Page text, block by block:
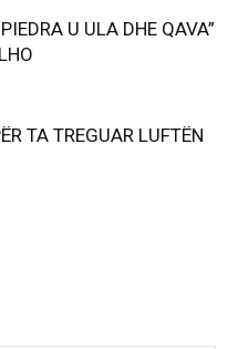
U ULA DHE QAVA”
TA TREGUAR LUFTËN